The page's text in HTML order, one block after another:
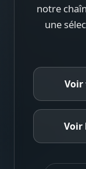
notre
une
Voir
Voir